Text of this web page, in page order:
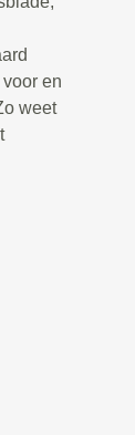
en
weet